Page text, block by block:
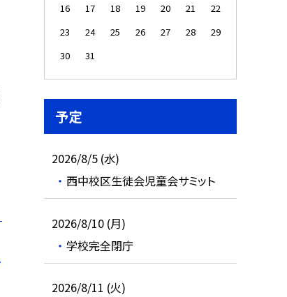
16
17 18 19 20 21
22
23
24 25 26 27 28
29
30
31
予定
2026/8/5 (水)
西中校区生徒会児童会サミット
2026/8/10 (月)
学校完全閉庁
2026/8/11 (火)